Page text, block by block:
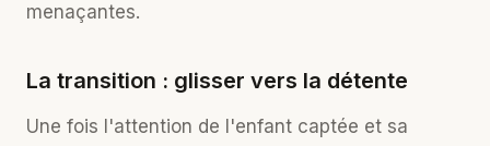
menaçantes.
La transition : glisser vers la détente
Une fois l'attention de l'enfant captée et sa